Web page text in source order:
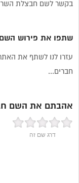
בקשר לשם חבצלת
שתפו את פירוש
עזרו לנו לשתף את
חברים...
אהבתם את השם
דרג שם זה